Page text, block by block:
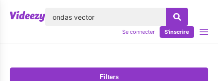
Se connecter S'inscrire
Filters